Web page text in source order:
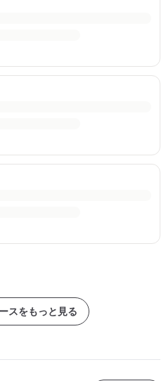
スをもっと見る